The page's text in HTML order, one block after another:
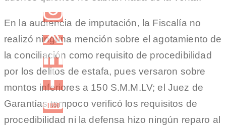
En la audiencia de imputación, la Fiscalía no
realizó ninguna mención sobre el agotamiento de
la conciliación como requisito de procedibilidad
por los delitos de estafa, pues versaron sobre
montos inferiores a 150 S.M.M.LV; el Juez de
Garantías tampoco verificó los requisitos de
procedibilidad ni la defensa hizo ningún reparo al